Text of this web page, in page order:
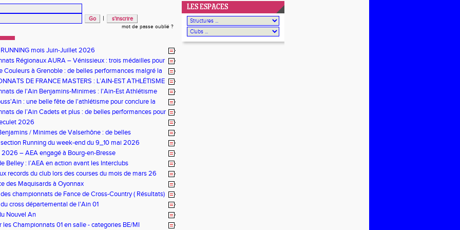
|
mot de passe oublié ?
mois Juin-Juillet 2026
Régionaux AURA – Vénissieux : trois médailles pour
Couleurs à Grenoble : de belles performances malgré la
DE FRANCE MASTERS : L’AIN-EST ATHLÉTISME
À ÉPINAL
de l'Ain Benjamins-Minimes : l'Ain-Est Athlétisme
: une belle fête de l'athlétisme pour conclure la
de l’Ain Cadets et plus : de belles performances pour
en-Bresse
2026
/ Minimes de Valserhône : de belles
pour l’AEA
Running du week-end du 9_10 mai 2026
2026 – AEA engagé à Bourg-en-Bresse
Belley : l’AEA en action avant les Interclubs
records du club lors des courses du mois de mars 26
des Maquisards à Oyonnax
championnats de Fance de Cross-Country ( Résultats)
cross départemental de l'Ain 01
Nouvel An
les Championnats 01 en salle - categories BE/MI
LES ESPACES